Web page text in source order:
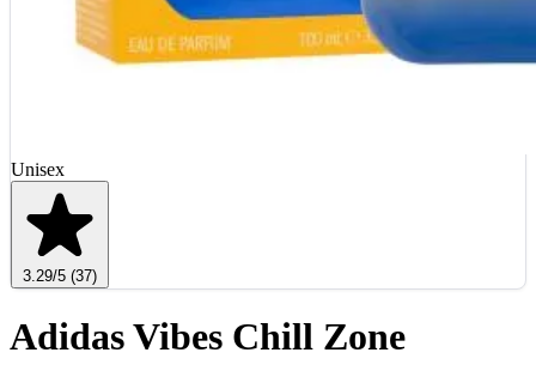
Unisex
3.29/5 (37)
Adidas Vibes Chill Zone